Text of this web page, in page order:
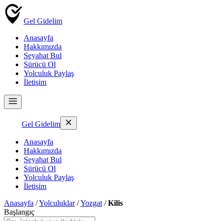
Gel Gidelim
Anasayfa
Hakkımızda
Seyahat Bul
Sürücü Ol
Yolculuk Paylaş
İletişim
Gel Gidelim
Anasayfa
Hakkımızda
Seyahat Bul
Sürücü Ol
Yolculuk Paylaş
İletişim
Anasayfa /Yolculuklar/Yozgat /Kilis
Başlangıç